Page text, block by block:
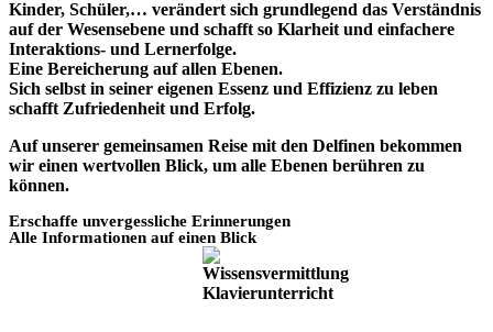
Kinder, Schüler,… verändert sich grundlegend das Verständnis
auf der Wesensebene und schafft so Klarheit und einfachere
Interaktions- und Lernerfolge.
Eine Bereicherung auf allen Ebenen.
Sich selbst in seiner eigenen Essenz und Effizienz zu leben
schafft Zufriedenheit und Erfolg.
Auf unserer gemeinsamen Reise mit den Delfinen bekommen
wir einen wertvollen Blick, um alle Ebenen berühren zu
können.
Erschaffe unvergessliche Erinnerungen
Alle Informationen auf einen Blick